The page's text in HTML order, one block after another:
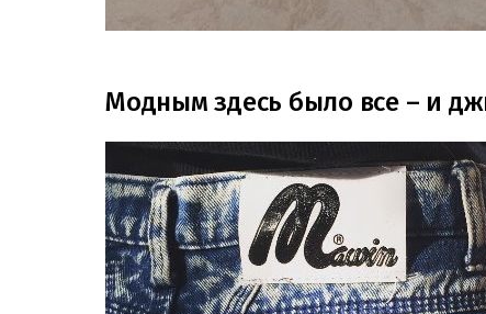
Модным здесь было все – и